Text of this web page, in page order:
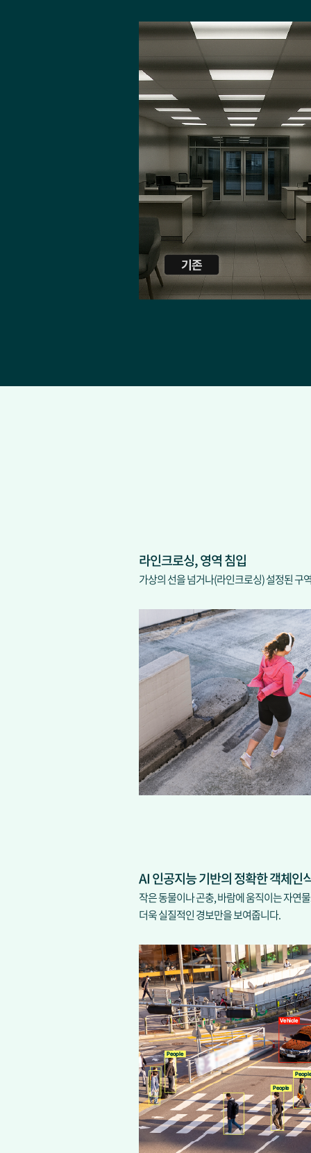
라인크로싱, 영역 침입
가상의 선을 넘거나(라인크로싱) 설정된 구
AI 인공지능 기반의 정확한 객체인
작은 동물이나 곤충, 바람에 움직이는 자연
더욱 실질적인 경보만을 보여줍니다.